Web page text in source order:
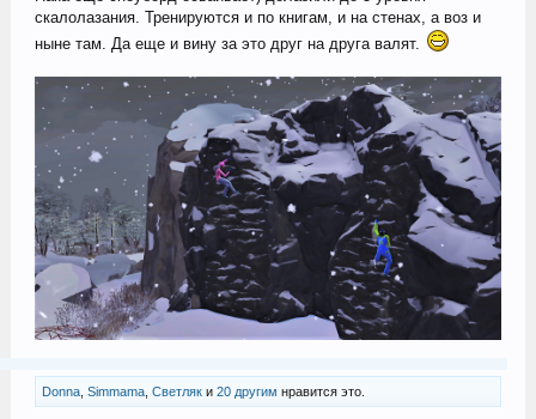
скалолазания. Тренируются и по книгам, и на стенах, а воз и
ныне там. Да еще и вину за это друг на друга валят.
Donna, Simmama, Светляки 20 другим нравится это.